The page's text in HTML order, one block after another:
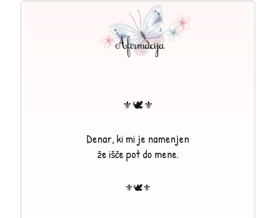
⚜🕊⚜
Denar, ki mi je namenjen
že išče pot do mene.
⚜🕊⚜